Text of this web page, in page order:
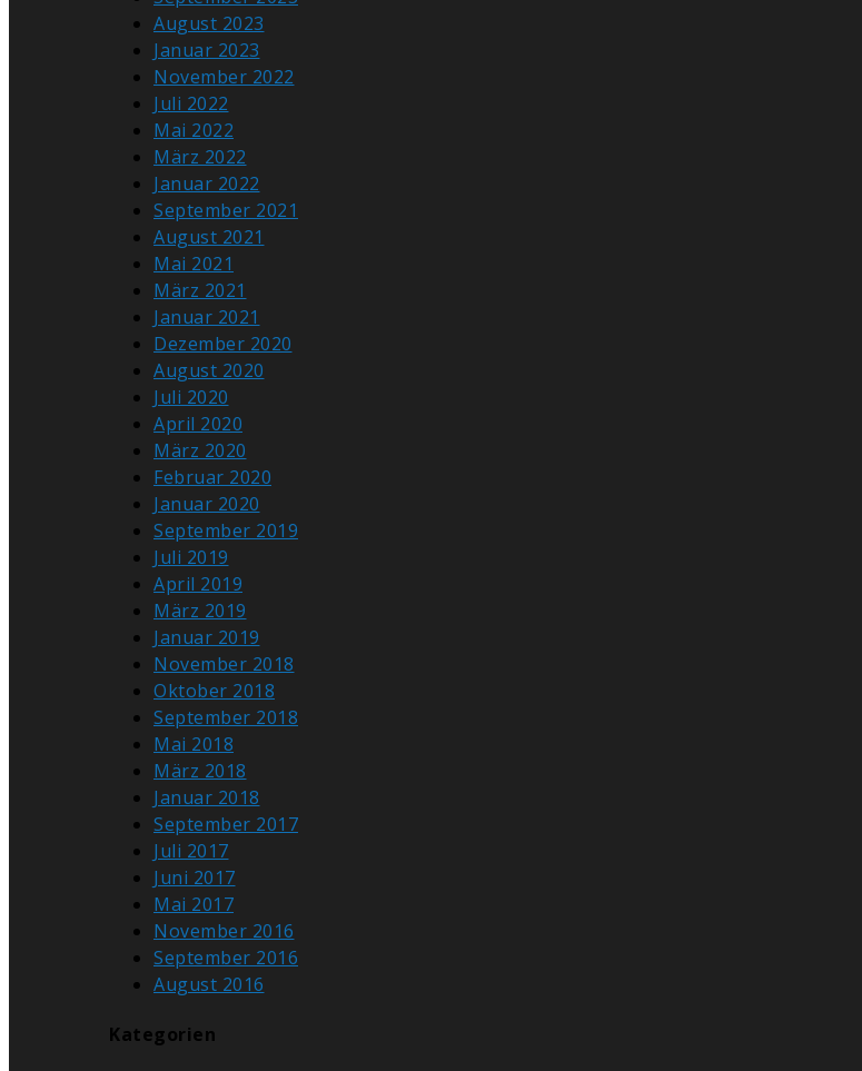
August 2023
Januar 2023
November 2022
Juli 2022
Mai 2022
März 2022
Januar 2022
September 2021
August 2021
Mai 2021
März 2021
Januar 2021
Dezember 2020
August 2020
Juli 2020
April 2020
März 2020
Februar 2020
Januar 2020
September 2019
Juli 2019
April 2019
März 2019
Januar 2019
November 2018
Oktober 2018
September 2018
Mai 2018
März 2018
Januar 2018
September 2017
Juli 2017
Juni 2017
Mai 2017
November 2016
September 2016
August 2016
Kategorien